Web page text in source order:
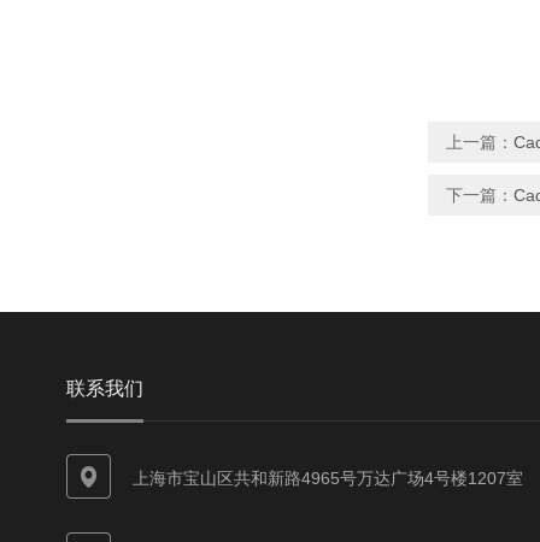
上一篇：
下一篇：
联系我们
上海市宝山区共和新路4965号万达广场4号楼1207室